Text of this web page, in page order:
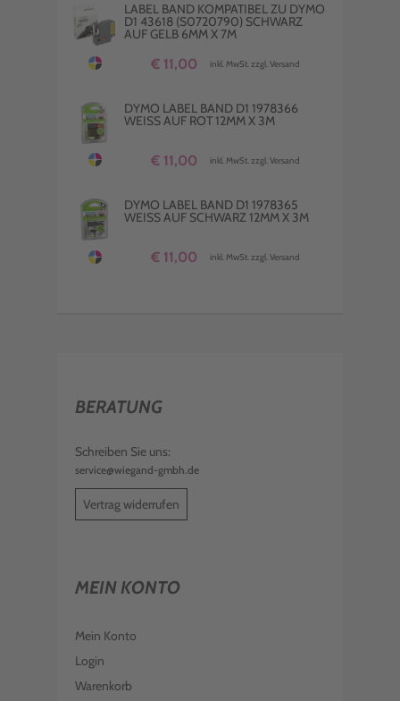
LABEL BAND KOMPATIBEL ZU DYMO
D1 43618 (S0720790) SCHWARZ
AUF GELB 6MM X 7M
€ 11,00 inkl. MwSt. zzgl. Versand
DYMO LABEL BAND D1 1978366
WEISS AUF ROT 12MM X 3M
€ 11,00 inkl. MwSt. zzgl. Versand
DYMO LABEL BAND D1 1978365
WEISS AUF SCHWARZ 12MM X 3M
€ 11,00 inkl. MwSt. zzgl. Versand
BERATUNG
Schreiben Sie uns:
service@wiegand-gmbh.de
Vertrag widerrufen
MEIN KONTO
Mein Konto
Login
Warenkorb